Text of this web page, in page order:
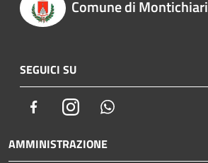
Comune di Montichiari
SEGUICI SU
FacebookInstagram
AMMINISTRAZIONE